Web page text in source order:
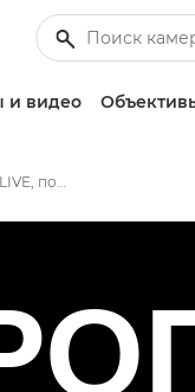
и видео
Мероприятие Canon LIVE, посвященное выпуску новой продукции